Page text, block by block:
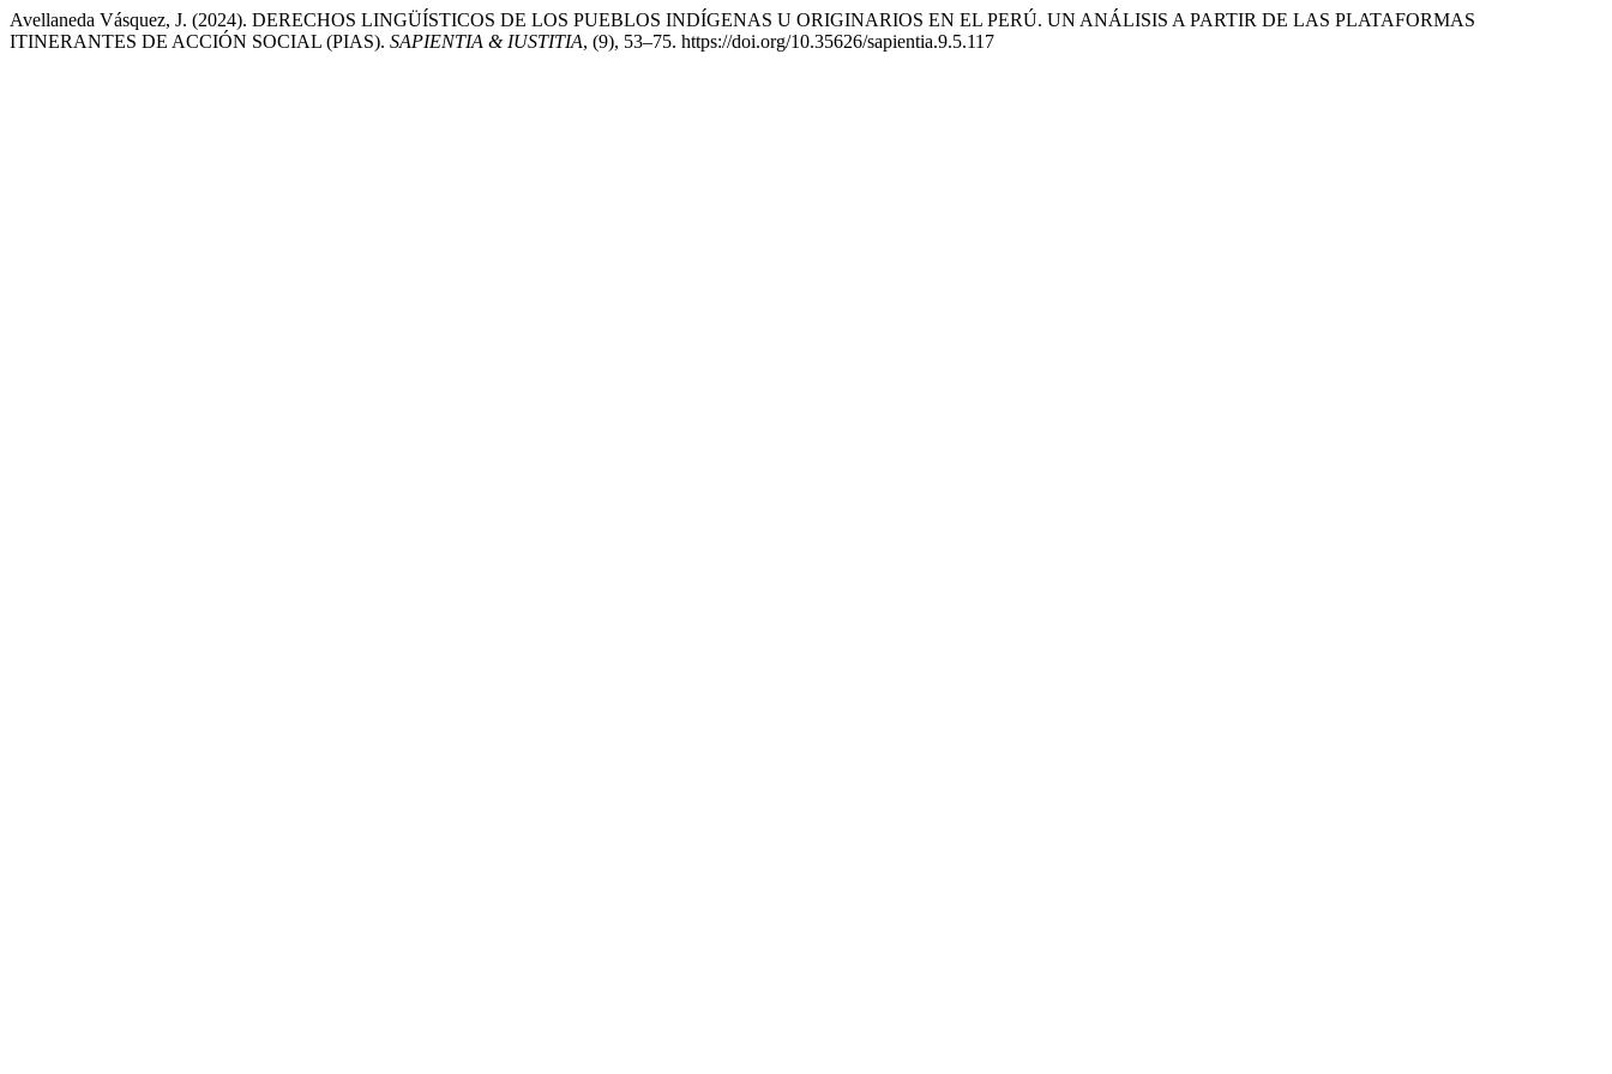
Avellaneda Vásquez, J. (2024). DERECHOS LINGÜÍSTICOS DE LOS PUEBLOS INDÍGENAS U ORIGINARIOS EN EL PERÚ. UN ANÁLISIS A PARTIR DE LAS PLATAFORMAS
ITINERANTES DE ACCIÓN SOCIAL (PIAS). SAPIENTIA & IUSTITIA, (9), 53–75. https://doi.org/10.35626/sapientia.9.5.117